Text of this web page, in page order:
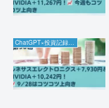
ChatGPT×投資記録チャレンジ